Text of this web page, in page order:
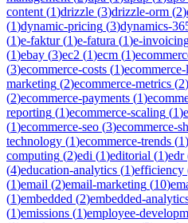
content (1)drizzle (3)drizzle-orm (2)
(1)dynamic-pricing (3)dynamics-
(1)e-faktur(1)e-fatura (1)e-
(1)ebay (3)ec2 (1)ecm (1)
(3)ecommerce-costs (1)
marketing (2)ecommerce-metrics (2)
(2)ecommerce-payments (1)
reporting (1)ecommerce-scaling (1)
(1)ecommerce-seo (3)ecommerce-
technology (1)ecommerce-trends (1)
computing (2)edi (1)editorial (1)edr
(4)education-analytics (1)efficiency
(1)email (2)email-marketing (10)
(1)embedded (2)embedded-
(1)emissions (1)employee-